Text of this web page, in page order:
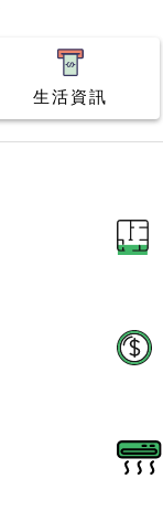
生活資訊